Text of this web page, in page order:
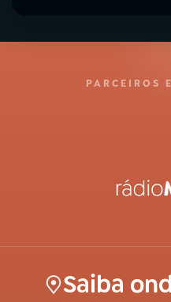
PARCEIROS
Saiba